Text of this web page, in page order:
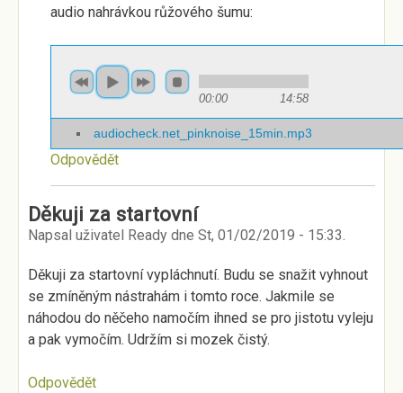
audio nahrávkou růžového šumu:
00:00 14:58
audiocheck.net_pinknoise_15min.mp3
Odpovědět
Děkuji za startovní
Napsal uživatel Ready dne St, 01/02/2019 - 15:33.
Děkuji za startovní vypláchnutí. Budu se snažit vyhnout
se zmíněným nástrahám i tomto roce. Jakmile se
náhodou do něčeho namočím ihned se pro jistotu vyleju
a pak vymočím. Udržím si mozek čistý.
Odpovědět